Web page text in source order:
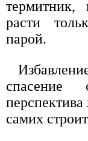
термитник,
расти
парой.
самих